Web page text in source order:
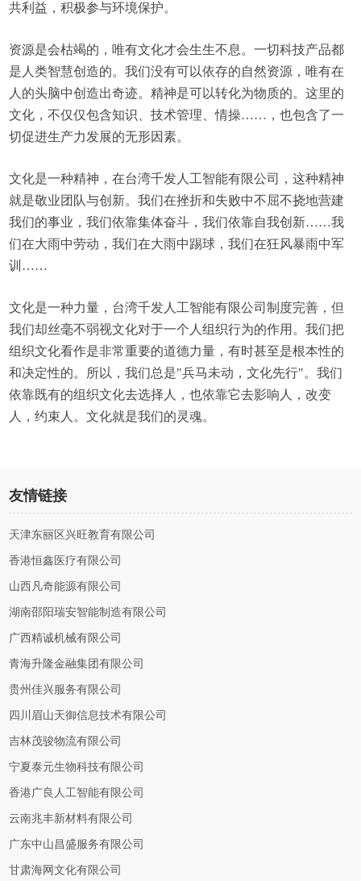
共利益，积极参与环境保护。
资源是会枯竭的，唯有文化才会生生不息。一切科技产品都
是人类智慧创造的。我们没有可以依存的自然资源，唯有在
人的头脑中创造出奇迹。精神是可以转化为物质的。这里的
文化，不仅仅包含知识、技术管理、情操……，也包含了一
切促进生产力发展的无形因素。
文化是一种精神，在台湾千发人工智能有限公司，这种精神
就是敬业团队与创新。我们在挫折和失败中不屈不挠地营建
我们的事业，我们依靠集体奋斗，我们依靠自我创新……我
们在大雨中劳动，我们在大雨中踢球，我们在狂风暴雨中军
训……
文化是一种力量，台湾千发人工智能有限公司制度完善，但
我们却丝毫不弱视文化对于一个人组织行为的作用。我们把
组织文化看作是非常重要的道德力量，有时甚至是根本性的
和决定性的。所以，我们总是"兵马未动，文化先行"。我们
依靠既有的组织文化去选择人，也依靠它去影响人，改变
人，约束人。文化就是我们的灵魂。
友情链接
天津东丽区兴旺教育有限公司
香港恒鑫医疗有限公司
山西凡奇能源有限公司
湖南邵阳瑞安智能制造有限公司
广西精诚机械有限公司
青海升隆金融集团有限公司
贵州佳兴服务有限公司
四川眉山天御信息技术有限公司
吉林茂骏物流有限公司
宁夏泰元生物科技有限公司
香港广良人工智能有限公司
云南兆丰新材料有限公司
广东中山昌盛服务有限公司
甘肃海网文化有限公司